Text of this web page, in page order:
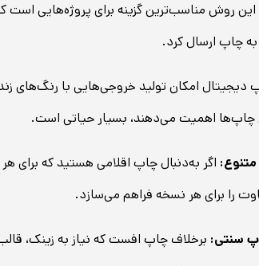
این روش مناسب‌ترین گزینه برای پروژه‌هایی است
چاپ ارسال کرد.
دیجیتال امکان تولید خروجی‌هایی با رنگ‌های
چاپ‌ها اهمیت می‌دهند، بسیار حیاتی است.
اگر به‌دنبال چاپ اقلامی هستید که
را برای هر نسخه فراهم می‌سازد.
سنتی: برخلاف چاپ افست که نیاز به زینک،